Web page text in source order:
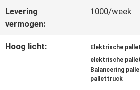
NIEUWS
Levering
vermogen:
1000/week
Hoog licht: Elektrische
elektrische
Balancering
pallettruck